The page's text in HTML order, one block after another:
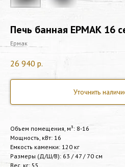
Печь банная ЕРМАК 16
Ермак
26 940 р.
Уточнить
Объем помещения, м³: 8-16
Мощность, кВт: 16
Емкость каменки: 120 кг
Размеры (Д/Ш/В): 63 / 47 / 70 см
Вес, кг: 55